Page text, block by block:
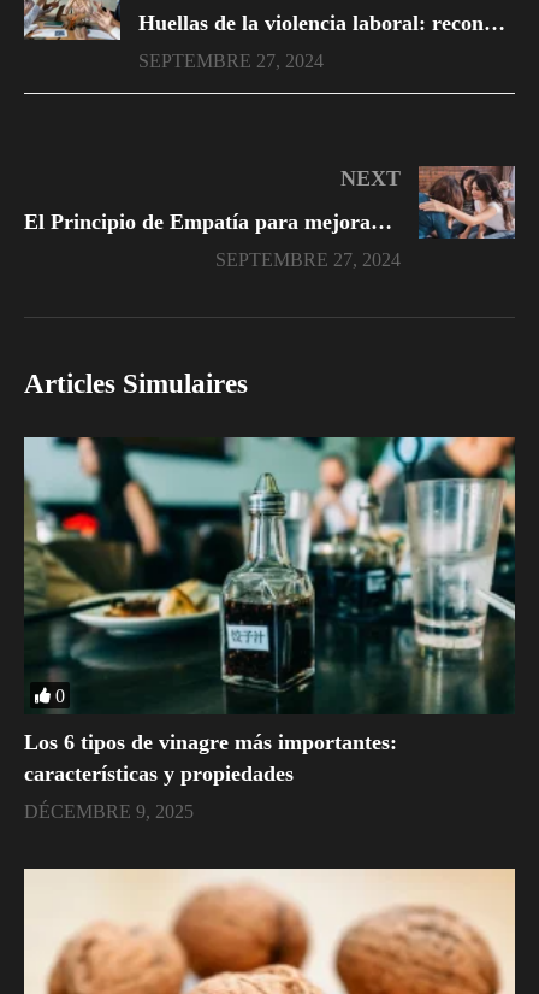
Huellas de la violencia laboral: reconociendo los síntomas
SEPTEMBRE 27, 2024
NEXT
El Principio de Empatía para mejorar cualquier relación: un enfoque psicológico
SEPTEMBRE 27, 2024
Articles Simulaires
0
Los 6 tipos de vinagre más importantes:
características y propiedades
DÉCEMBRE 9, 2025